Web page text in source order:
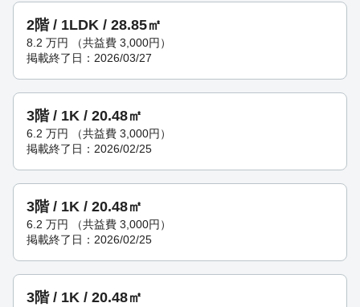
2階 / 1LDK / 28.85㎡
8.2 万円 （共益費 3,000円）
掲載終了日：2026/03/27
3階 / 1K / 20.48㎡
6.2 万円 （共益費 3,000円）
掲載終了日：2026/02/25
3階 / 1K / 20.48㎡
6.2 万円 （共益費 3,000円）
掲載終了日：2026/02/25
3階 / 1K / 20.48㎡